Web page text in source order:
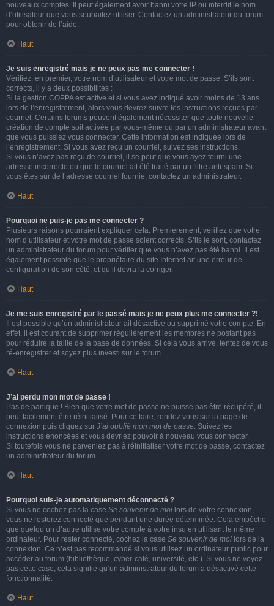
nouveaux comptes. Il peut également avoir banni votre IP ou interdit le nom
d’utilisateur que vous souhaitez utiliser. Contactez un administrateur du forum
pour obtenir de l’aide.
Haut
Je suis enregistré mais je ne peux pas me connecter !
Vérifiez, en premier, votre nom d’utilisateur et votre mot de passe. S’ils sont
corrects, il y a deux possibilités :
Si la gestion COPPA est active et si vous avez indiqué avoir moins de 13 ans
lors de l’enregistrement, alors vous devrez suivre les instructions reçues par
courriel. Certains forums peuvent également nécessiter que toute nouvelle
création de compte soit activée par vous-même ou par un administrateur avant
que vous puissiez vous connecter. Cette information est indiquée lors de
l’enregistrement. Si vous avez reçu un courriel, suivez ses instructions.
Si vous n’avez pas reçu de courriel, il se peut que vous ayez fourni une
adresse incorrecte ou que le courriel ait été traité par un filtre anti-spam. Si
vous êtes sûr de l’adresse courriel fournie, contactez un administrateur.
Haut
Pourquoi ne puis-je pas me connecter ?
Plusieurs raisons pourraient expliquer cela. Premièrement, vérifiez que votre
nom d’utilisateur et votre mot de passe soient corrects. S’ils le sont, contactez
un administrateur du forum pour vérifier que vous n’avez pas été banni. Il est
également possible que le propriétaire du site Internet ait une erreur de
configuration de son côté, et qu’il devra la corriger.
Haut
Je me suis enregistré par le passé mais je ne peux plus me connecter ?!
Il est possible qu’un administrateur ait désactivé ou supprimé votre compte. En
effet, il est courant de supprimer régulièrement les membres ne postant pas
pour réduire la taille de la base de données. Si cela vous arrive, tentez de vous
ré-enregistrer et soyez plus investi sur le forum.
Haut
J’ai perdu mon mot de passe !
Pas de panique ! Bien que votre mot de passe ne puisse pas être récupéré, il
peut facilement être réinitialisé. Pour ce faire, rendez vous sur la page de
connexion puis cliquez sur J’ai oublié mon mot de passe. Suivez les
instructions énoncées et vous devriez pouvoir à nouveau vous connecter.
Si toutefois vous ne parveniez pas à réinitialiser votre mot de passe, contactez
un administrateur du forum.
Haut
Pourquoi suis-je automatiquement déconnecté ?
Si vous ne cochez pas la case Se souvenir de moi lors de votre connexion,
vous ne resterez connecté que pendant une durée déterminée. Cela empêche
que quelqu’un d’autre utilise votre compte à votre insu en utilisant le même
ordinateur. Pour rester connecté, cochez la case Se souvenir de moi lors de la
connexion. Ce n’est pas recommandé si vous utilisez un ordinateur public pour
accéder au forum (bibliothèque, cyber-café, université, etc.). Si vous ne voyez
pas cette case, cela signifie qu’un administrateur du forum a désactivé cette
fonctionnalité.
Haut